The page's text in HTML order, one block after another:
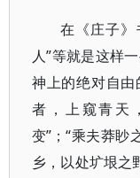
在《庄子》
人”等就是这样
神上的绝对自由
者，上窥青天
变”；“乘夫莽眇
乡，以处圹垠之